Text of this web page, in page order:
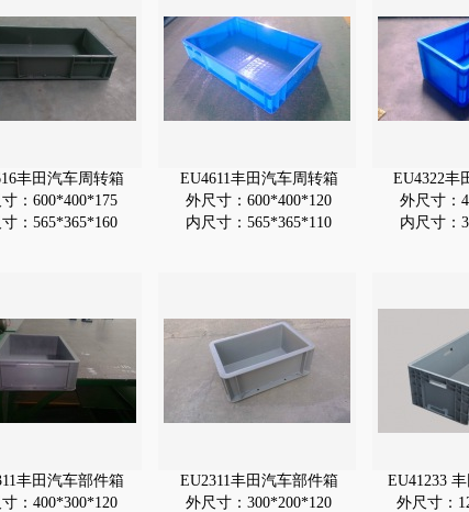
丰田汽车周转箱
：600*400*175
：565*365*160
EU4611丰田汽车周转箱
外尺寸：600*400*120
内尺寸：565*365*110
EU4322丰
外尺寸：
内尺寸：
丰田汽车部件箱
：400*300*120
EU2311丰田汽车部件箱
外尺寸：300*200*120
EU41233
外尺寸：